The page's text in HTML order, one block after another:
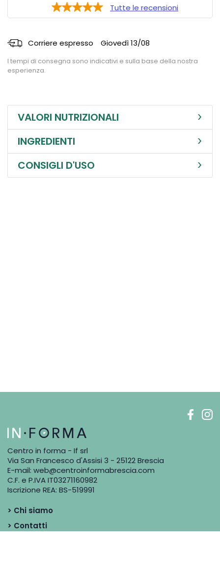
Tutte le recensioni
Corriere espresso Giovedì 13/08
I tempi di consegna sono indicativi e sulla base della nostra
esperienza.
VALORI NUTRIZIONALI
INGREDIENTI
CONSIGLI D'USO
Centro in forma - If srl
Via San Francesco d'Assisi 3 - 25122 Brescia
E-mail: web@centroinformabrescia.com
C.F. e P.IVA IT03271160982
Iscrizione REA: BS-519991
> Chi siamo
> Contatti